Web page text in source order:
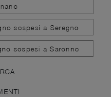
sospesi a Seregno
sospesi a Saronno